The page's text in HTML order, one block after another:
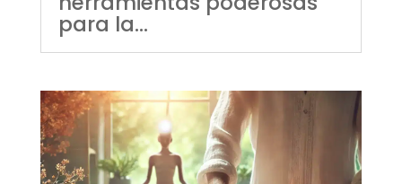
para la...